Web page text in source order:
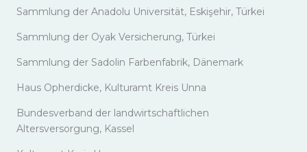
Sammlung der Anadolu Universität, Eskişehir, Türkei
Sammlung der Oyak Versicherung, Türkei
Sammlung der Sadolin Farbenfabrik, Dänemark
Haus Opherdicke, Kulturamt Kreis Unna
Bundesverband der landwirtschaftlichen
Altersversorgung, Kassel